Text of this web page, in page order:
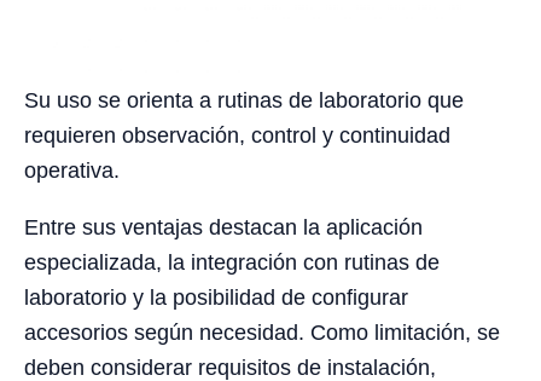
Su uso se orienta a rutinas de laboratorio que
requieren observación, control y continuidad
operativa.
Entre sus ventajas destacan la aplicación
especializada, la integración con rutinas de
laboratorio y la posibilidad de configurar
accesorios según necesidad. Como limitación, se
deben considerar requisitos de instalación,